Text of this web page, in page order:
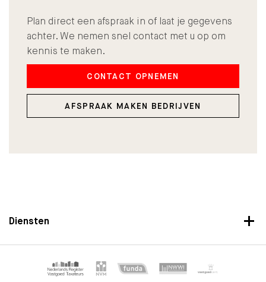
Plan direct een afspraak in of laat je gegevens
achter. We nemen snel contact met u op om
kennis te maken.
CONTACT OPNEMEN
AFSPRAAK MAKEN BEDRIJVEN
Diensten